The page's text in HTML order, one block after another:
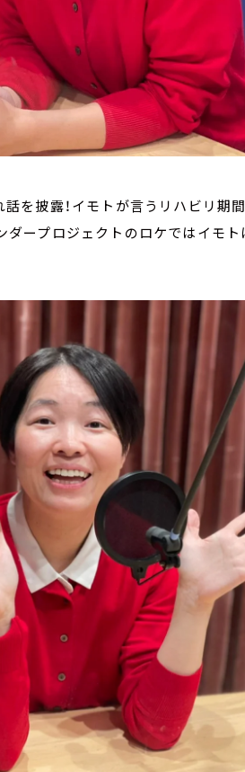
話を披露！イモトが言うリハビリ期
ダープロジェクトのロケではイモ